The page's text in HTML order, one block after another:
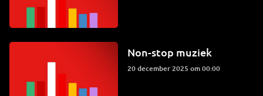
Non-stop muziek
20 december 2025 om 00:00